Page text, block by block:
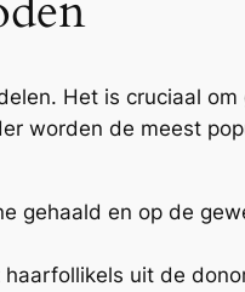
Het is cruciaal om
worden de meest
gehaald en op de
uit de